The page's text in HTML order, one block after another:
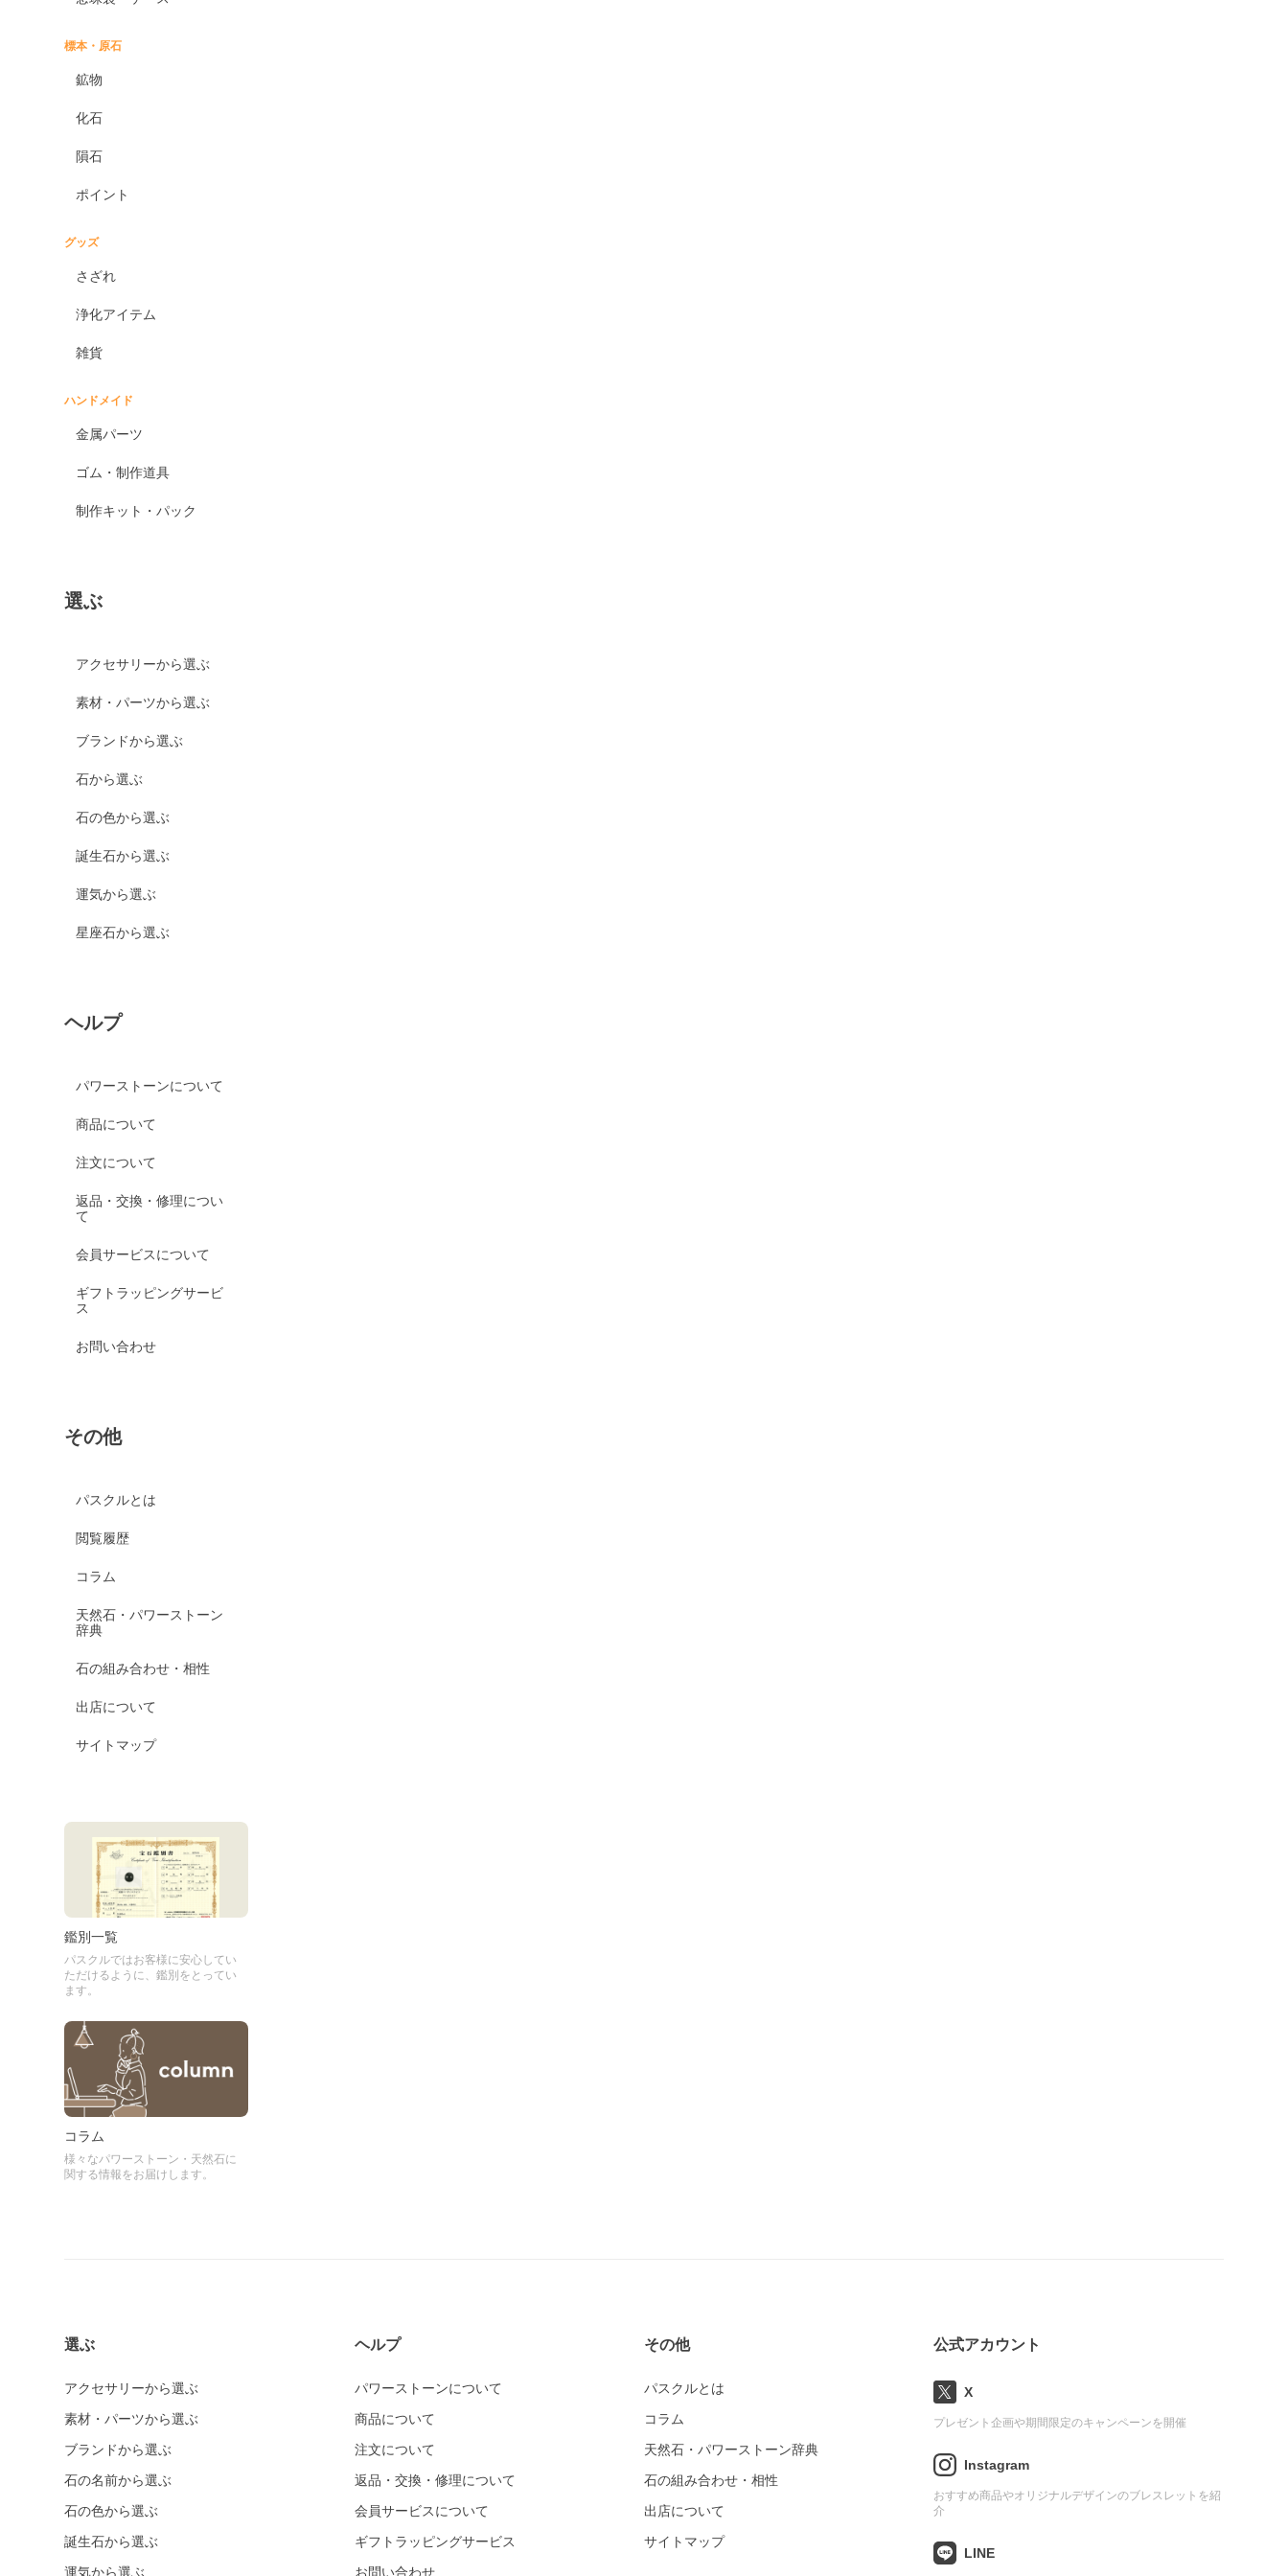
標本・原石
鉱物
化石
隕石
ポイント
グッズ
さざれ
浄化アイテム
雑貨
ハンドメイド
金属パーツ
ゴム・制作道具
制作キット・パック
選ぶ
アクセサリーから選ぶ
素材・パーツから選ぶ
ブランドから選ぶ
石から選ぶ
石の色から選ぶ
誕生石から選ぶ
運気から選ぶ
星座石から選ぶ
ヘルプ
パワーストーンについて
商品について
注文について
返品・交換・修理につい
て
会員サービスについて
ギフトラッピングサービ
ス
お問い合わせ
その他
パスクルとは
閲覧履歴
コラム
天然石・パワーストーン
辞典
石の組み合わせ・相性
出店について
サイトマップ
鑑別一覧
パスクルではお客様に安心してい
ただけるように、鑑別をとってい
ます。
コラム
様々なパワーストーン・天然石に
関する情報をお届けします。
選ぶ
アクセサリーから選ぶ
素材・パーツから選ぶ
ブランドから選ぶ
石の名前から選ぶ
石の色から選ぶ
誕生石から選ぶ
運気から選ぶ
ヘルプ
パワーストーンについて
商品について
注文について
返品・交換・修理について
会員サービスについて
ギフトラッピングサービス
お問い合わせ
その他
パスクルとは
コラム
天然石・パワーストーン辞典
石の組み合わせ・相性
出店について
サイトマップ
公式アカウント
X
プレゼント企画や期間限定のキャンペーンを開催
Instagram
おすすめ商品やオリジナルデザインのブレスレットを紹
介
LINE